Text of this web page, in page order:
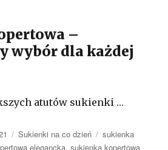
–
wybór dla każdej
atutów sukienki …
Kategorie
Sukienki na co dzień Tagi
sukienka
elegancka,sukienka kopertowa